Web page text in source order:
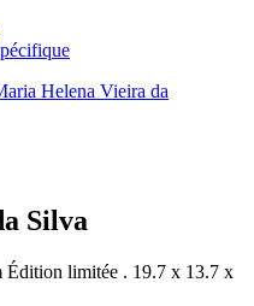
Silva
Édition limitée . 19.7 x 13.7 x